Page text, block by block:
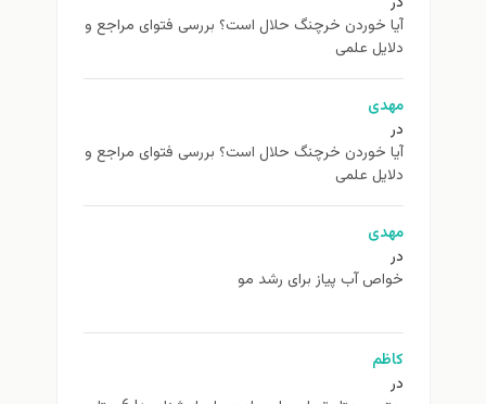
آیا خوردن خرچنگ حلال است؟ بررسی فتوای مراجع و
دلایل علمی
مهدی
در
آیا خوردن خرچنگ حلال است؟ بررسی فتوای مراجع و
دلایل علمی
مهدی
در
خواص آب پیاز برای رشد مو
کاظم
در